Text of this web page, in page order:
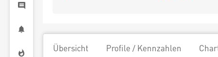
Übersicht Profile / Kennzahlen